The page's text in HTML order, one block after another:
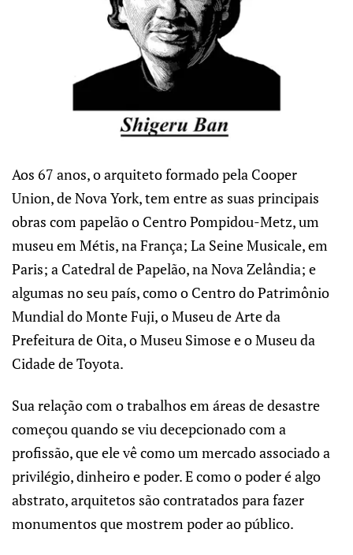
Aos 67 anos, o arquiteto formado pela Cooper
Union, de Nova York, tem entre as suas principais
obras com papelão o Centro Pompidou-Metz, um
museu em Métis, na França; La Seine Musicale, em
Paris; a Catedral de Papelão, na Nova Zelândia; e
algumas no seu país, como o Centro do Patrimônio
Mundial do Monte Fuji, o Museu de Arte da
Prefeitura de Oita, o Museu Simose e o Museu da
Cidade de Toyota.
Sua relação com o trabalhos em áreas de desastre
começou quando se viu decepcionado com a
profissão, que ele vê como um mercado associado a
privilégio, dinheiro e poder. E como o poder é algo
abstrato, arquitetos são contratados para fazer
monumentos que mostrem poder ao público.